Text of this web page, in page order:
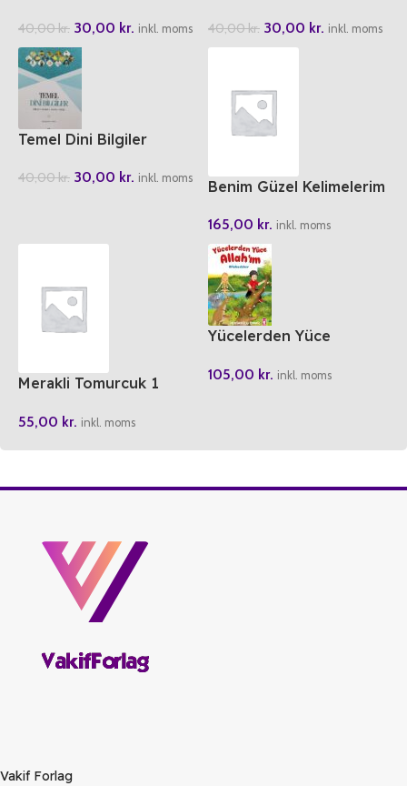
40,00kr. 30,00 kr. inkl. moms 40,00kr. 30,00 kr. inkl. moms
Temel Dini Bilgiler
40,00kr. 30,00 kr. inkl. moms
Benim Güzel Kelimelerim
165,00 kr. inkl. moms
Merakli Tomurcuk 1
55,00 kr. inkl. moms
Yücelerden Yüce
105,00 kr. inkl. moms
Vakif Forlag